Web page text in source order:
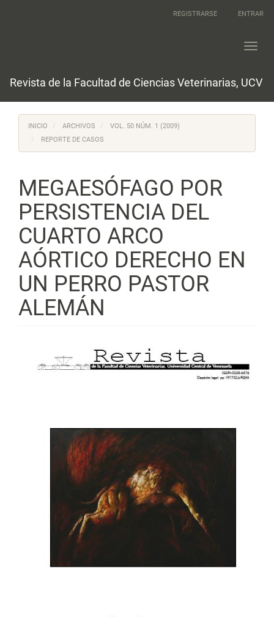
REGISTRARSE ENTRAR
Revista de la Facultad de Ciencias Veterinarias, UCV
INICIO ARCHIVOS
VOL. 50 NÚM. 1 (2009)
REPORTE DE CASOS
MEGAESÓFAGO POR
PERSISTENCIA DEL
CUARTO ARCO
AÓRTICO DERECHO EN
UN PERRO PASTOR
ALEMÁN
lateral